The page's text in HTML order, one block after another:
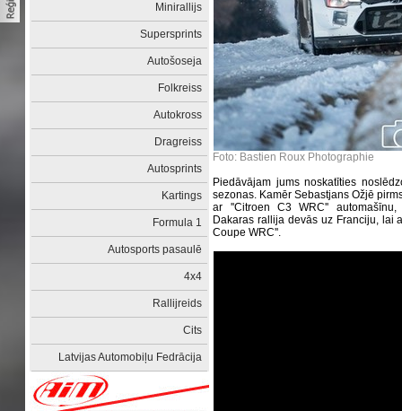
Minirallijs
Supersprints
Autošoseja
Folkreiss
Autokross
Dragreiss
Autosprints
Kartings
Formula 1
Autosports pasaulē
4x4
Rallijreids
Cits
Latvijas Automobiļu Fedrācija
Foto: Bastien Roux Photographie
Piedāvājam jums noskatīties
sezonas. Kamēr Sebastjans Ožjē
ar ''Citroen C3 WRC''
Dakaras rallija devās uz Franciju, lai
Coupe WRC''.